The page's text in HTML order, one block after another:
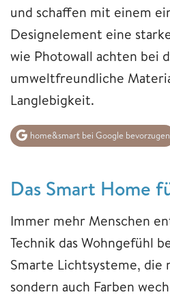
und schaffen mit einem
Designelement eine
wie Photowall achten bei
umweltfreundliche
Langlebigkeit.
home&smart bei Google bevorzugen
Das Smart Home
Immer mehr Menschen
Technik das Wohngefühl
Smarte Lichtsysteme, die
sondern auch Farben